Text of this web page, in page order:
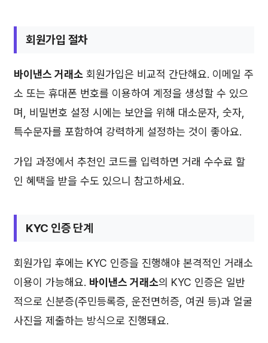
회원가입 절차
바이낸스 거래소 회원가입은 비교적 간단해요. 이메일 주
소 또는 휴대폰 번호를 이용하여 계정을 생성할 수 있으
며, 비밀번호 설정 시에는 보안을 위해 대소문자, 숫자,
특수문자를 포함하여 강력하게 설정하는 것이 좋아요.
가입 과정에서 추천인 코드를 입력하면 거래 수수료 할
인 혜택을 받을 수도 있으니 참고하세요.
KYC 인증 단계
회원가입 후에는 KYC 인증을 진행해야 본격적인 거래소
이용이 가능해요. 바이낸스 거래소의 KYC 인증은 일반
적으로 신분증(주민등록증, 운전면허증, 여권 등)과 얼굴
사진을 제출하는 방식으로 진행돼요.